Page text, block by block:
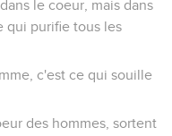
le coeur, mais dans
qui purifie tous les
c'est ce qui souille
des hommes, sortent